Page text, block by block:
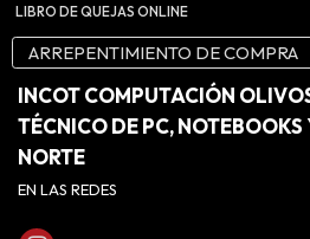
LIBRO DE QUEJAS ONLINE
ARREPENTIMIENTO DE COMPRA
INCOT COMPUTACIÓN
TÉCNICO DE PC,
NORTE
EN LAS REDES